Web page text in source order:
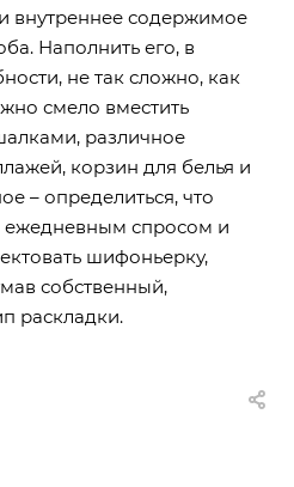
внутреннее содержимое
Наполнить его, в
не так сложно, как
смело вместить
различное
корзин для белья и
– определиться, что
ежедневным спросом и
шифоньерку,
собственный,
раскладки.